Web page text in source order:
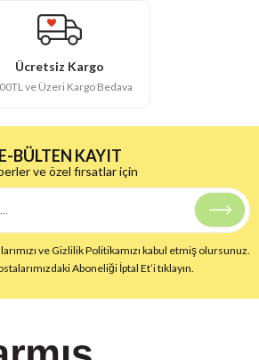
Ücretsiz Kargo
ve Üzeri Kargo Bedava
E-BÜLTEN KAYIT
ve özel fırsatlar için
ve Gizlilik Politikamızı kabul etmiş olursunuz.
Aboneliği İptal Et’i tıklayın.